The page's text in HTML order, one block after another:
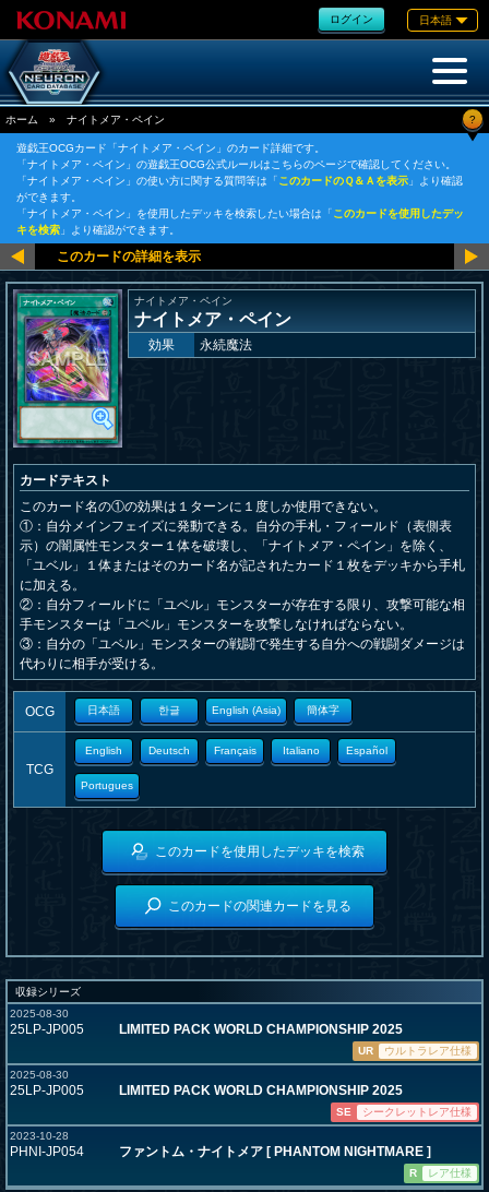
ログイン 日本語
ホーム » ナイトメア・ペイン ?
遊戯王OCGカード「ナイトメア・ペイン」のカード詳細です。
「ナイトメア・ペイン」の遊戯王OCG公式ルールはこちらのページで確認してください。
「ナイトメア・ペイン」の使い方に関する質問等は「このカードのＱ＆Ａを表示 」より確認
ができます。
「ナイトメア・ペイン」を使用したデッキを検索したい場合は「このカードを使用したデッ
キを検索 」より確認ができます。
ナイトメア・ペイン
ナイトメア・ペイン
効果 永続魔法
カードテキスト
このカード名の①の効果は１ターンに１度しか使用できない。
①：自分メインフェイズに発動できる。自分の手札・フィールド（表側表
示）の闇属性モンスター１体を破壊し、「ナイトメア・ペイン」を除く、
「ユベル」１体またはそのカード名が記されたカード１枚をデッキから手札
に加える。
②：自分フィールドに「ユベル」モンスターが存在する限り、攻撃可能な相
手モンスターは「ユベル」モンスターを攻撃しなければならない。
③：自分の「ユベル」モンスターの戦闘で発生する自分への戦闘ダメージは
代わりに相手が受ける。
OCG 日本語 한글 English (Asia) 簡体字
TCG
English Deutsch Français Italiano Español
Portugues
このカードを使用したデッキを検索
このカードの関連カードを見る
収録シリーズ
2025-08-30
25LP-JP005 LIMITED PACK WORLD CHAMPIONSHIP 2025
UR
ウルトラレア仕様
2025-08-30
25LP-JP005 LIMITED PACK WORLD CHAMPIONSHIP 2025
SE
シークレットレア仕様
2023-10-28
PHNI-JP054 ファントム・ナイトメア [ PHANTOM NIGHTMARE ]
R レア仕様